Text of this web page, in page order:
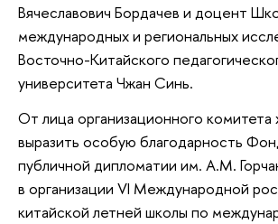
Вячеславович Бордачев и доцент
международных и региональных
Восточно-Китайского
университета Чжан Синь.
От лица организационного комитета
выразить особую благодарность
публичной дипломатии им. А.М.
в организации VI Международной
китайской летней школы по